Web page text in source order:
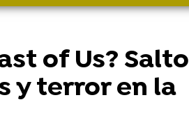
of Us? Salto
y terror en la